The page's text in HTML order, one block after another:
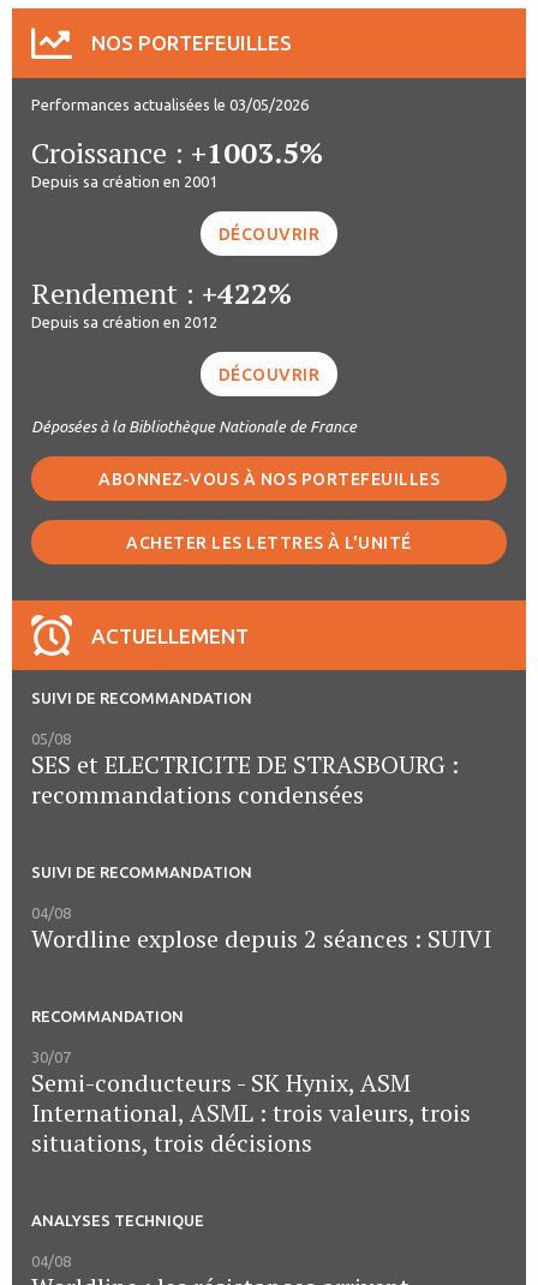
NOS PORTEFEUILLES
Performances actualisées le 03/05/2026
Croissance : +1003.5%
Depuis sa création en 2001
DÉCOUVRIR
Rendement : +422%
Depuis sa création en 2012
DÉCOUVRIR
Déposées à la Bibliothèque Nationale de France
ABONNEZ-VOUS À NOS PORTEFEUILLES
ACHETER LES LETTRES À L'UNITÉ
ACTUELLEMENT
SUIVI DE RECOMMANDATION
05/08
SES et ELECTRICITE DE STRASBOURG :
recommandations condensées
SUIVI DE RECOMMANDATION
04/08
Wordline explose depuis 2 séances : SUIVI
RECOMMANDATION
30/07
Semi-conducteurs - SK Hynix, ASM
International, ASML : trois valeurs, trois
situations, trois décisions
ANALYSES TECHNIQUE
04/08